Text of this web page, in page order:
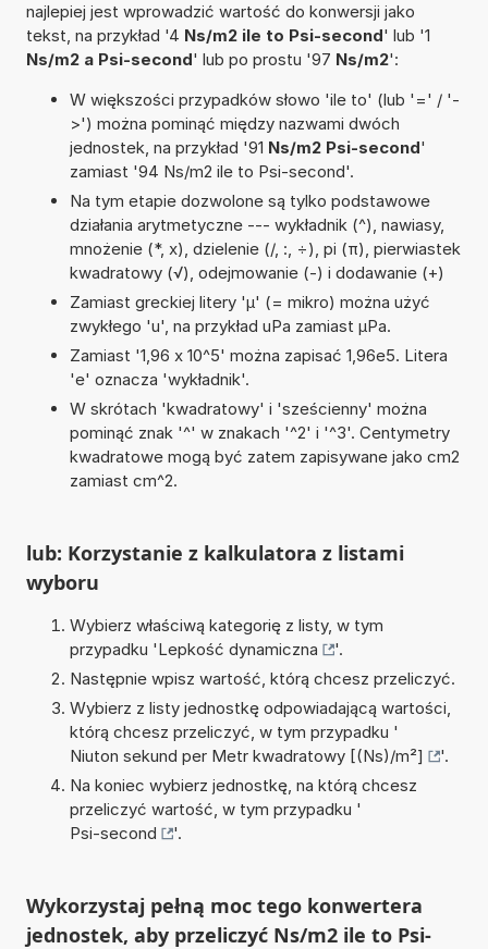
najlepiej jest wprowadzić wartość do konwersji jako
tekst, na przykład '4 Ns/m2 ile to Psi-second' lub '1
Ns/m2 a Psi-second' lub po prostu '97 Ns/m2':
W większości przypadków słowo 'ile to' (lub '=' / '-
>') można pominąć między nazwami dwóch
jednostek, na przykład '91 Ns/m2 Psi-second'
zamiast '94 Ns/m2 ile to Psi-second'.
Na tym etapie dozwolone są tylko podstawowe
działania arytmetyczne --- wykładnik (^), nawiasy,
mnożenie (*, x), dzielenie (/, :, ÷), pi (π), pierwiastek
kwadratowy (√), odejmowanie (-) i dodawanie (+)
Zamiast greckiej litery 'µ' (= mikro) można użyć
zwykłego 'u', na przykład uPa zamiast µPa.
Zamiast '1,96 x 10^5' można zapisać 1,96e5. Litera
'e' oznacza 'wykładnik'.
W skrótach 'kwadratowy' i 'sześcienny' można
pominąć znak '^' w znakach '^2' i '^3'. Centymetry
kwadratowe mogą być zatem zapisywane jako cm2
zamiast cm^2.
lub: Korzystanie z kalkulatora z listami
wyboru
Wybierz właściwą kategorię z listy, w tym
przypadku 'Lepkość dynamiczna
'.
Następnie wpisz wartość, którą chcesz przeliczyć.
Wybierz z listy jednostkę odpowiadającą wartości,
którą chcesz przeliczyć, w tym przypadku '
Niuton sekund per Metr kwadratowy [(Ns)/m²]
'.
Na koniec wybierz jednostkę, na którą chcesz
przeliczyć wartość, w tym przypadku '
Psi-second
'.
Wykorzystaj pełną moc tego konwertera
jednostek, aby przeliczyć Ns/m2 ile to Psi-